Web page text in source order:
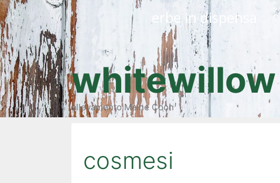
erbe in dispensa
whitewillow
allevamento Maine Coon
cosmesi